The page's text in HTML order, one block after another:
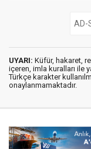
UYARI: Küfür, hakaret,
içeren, imla kuralları ile
Türkçe karakter
onaylanmamaktadır.